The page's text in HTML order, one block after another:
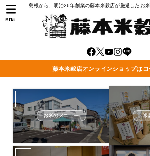
島根から、明治26年創業の藤本米穀店が厳選したお
MENU
藤本米穀店オンラインショップはコ
お米のメニュー 米